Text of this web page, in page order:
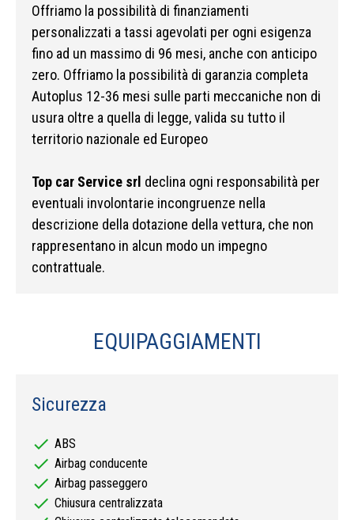
Offriamo la possibilità di finanziamenti
personalizzati a tassi agevolati per ogni esigenza
fino ad un massimo di 96 mesi, anche con anticipo
zero. Offriamo la possibilità di garanzia completa
Autoplus 12-36 mesi sulle parti meccaniche non di
usura oltre a quella di legge, valida su tutto il
territorio nazionale ed Europeo
Top car Service srl declina ogni responsabilità per
eventuali involontarie incongruenze nella
descrizione della dotazione della vettura, che non
rappresentano in alcun modo un impegno
contrattuale.
EQUIPAGGIAMENTI
Sicurezza
check ABS
check Airbag conducente
check Airbag passeggero
check Chiusura centralizzata